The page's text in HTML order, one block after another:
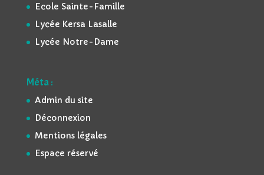
Ecole Sainte-Famille
Lycée Kersa Lasalle
Lycée Notre-Dame
Méta :
Admin du site
Déconnexion
Mentions légales
Espace réservé